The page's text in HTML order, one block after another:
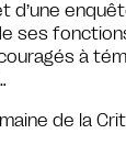
d’une
ses
à
de la